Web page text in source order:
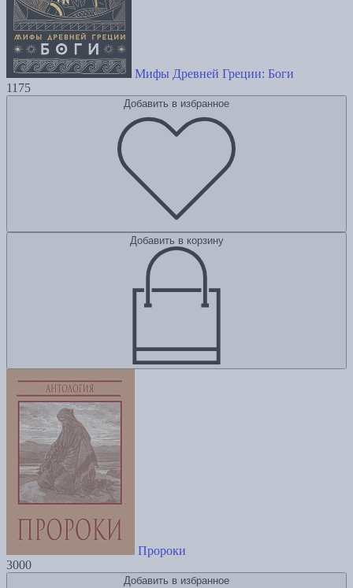
Мифы Древней Греции: Боги
1175
Добавить в избранное
Добавить в корзину
Пророки
3000
Добавить в избранное